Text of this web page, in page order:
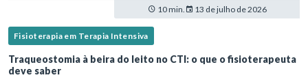
10 min. 13 de julho de 2026
Fisioterapia em Terapia Intensiva
Traqueostomia à beira do leito no CTI: o que o fisioterapeuta
deve saber